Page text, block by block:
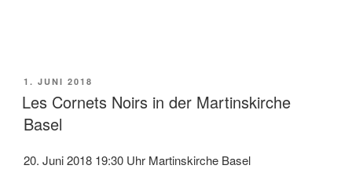
VERÖFFENTLICHT
AM
1. JUNI 2018
Les Cornets Noirs in der Martinskirche
Basel
20. Juni 2018 19:30 Uhr Martinskirche Basel